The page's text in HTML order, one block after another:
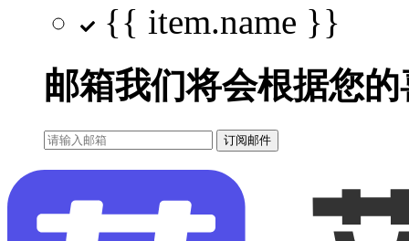
{{ item.name }}
邮箱我们将会根据您
订阅邮件